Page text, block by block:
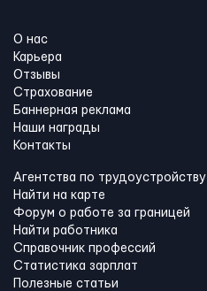
О нас
Карьера
Отзывы
Страхование
Баннерная реклама
Наши награды
Контакты
Агентства по трудоустройству
Найти на карте
Форум о работе за границей
Найти работника
Справочник профессий
Статистика зарплат
Полезные статьи